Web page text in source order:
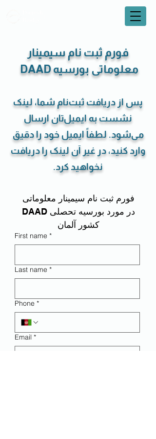
فورم ثبت نام سیمینار
معلوماتی بورسیه DAAD
پس از دریافت ثبت‌نام شما، لینک
نشست به ایمیل‌تان ارسال
می‌شود. لطفاً ایمیل خود را دقیق
وارد کنید، در غیر آن لینک را دریافت
نخواهید کرد.
کشور آلمان
First name *
Last name *
Phone *
Email *